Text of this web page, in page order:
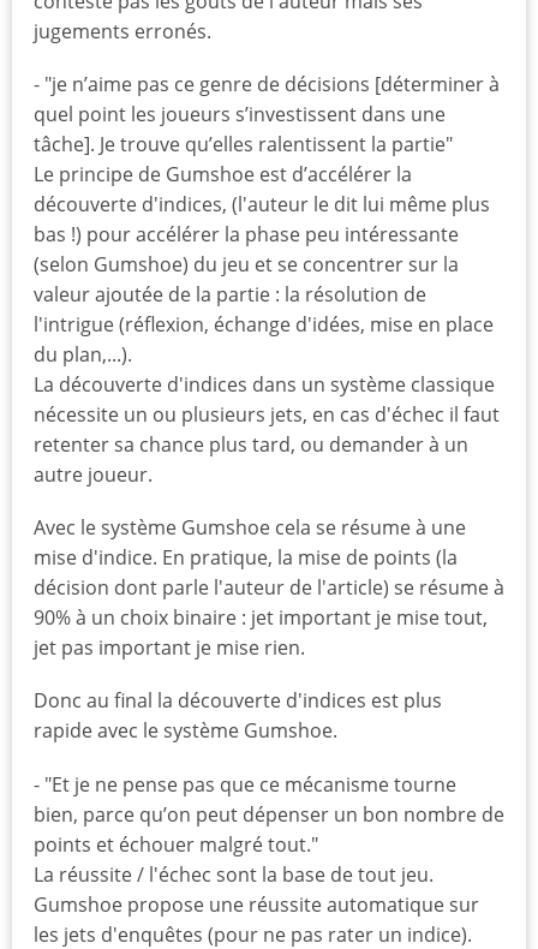
jugements erronés.
- "je n’aime pas ce genre de décisions [déterminer à
quel point les joueurs s’investissent dans une
tâche]. Je trouve qu’elles ralentissent la partie"
Le principe de Gumshoe est d’accélérer la
découverte d'indices, (l'auteur le dit lui même plus
bas !) pour accélérer la phase peu intéressante
(selon Gumshoe) du jeu et se concentrer sur la
valeur ajoutée de la partie : la résolution de
l'intrigue (réflexion, échange d'idées, mise en place
du plan,...).
La découverte d'indices dans un système classique
nécessite un ou plusieurs jets, en cas d'échec il faut
retenter sa chance plus tard, ou demander à un
autre joueur.
Avec le système Gumshoe cela se résume à une
mise d'indice. En pratique, la mise de points (la
décision dont parle l'auteur de l'article) se résume à
90% à un choix binaire : jet important je mise tout,
jet pas important je mise rien.
Donc au final la découverte d'indices est plus
rapide avec le système Gumshoe.
- "Et je ne pense pas que ce mécanisme tourne
bien, parce qu’on peut dépenser un bon nombre de
points et échouer malgré tout."
La réussite / l'échec sont la base de tout jeu.
Gumshoe propose une réussite automatique sur
les jets d'enquêtes (pour ne pas rater un indice).